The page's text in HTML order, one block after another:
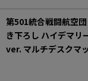
第501統合戦闘航空
き下ろし ハイデマリ
ver. マルチデスクマ